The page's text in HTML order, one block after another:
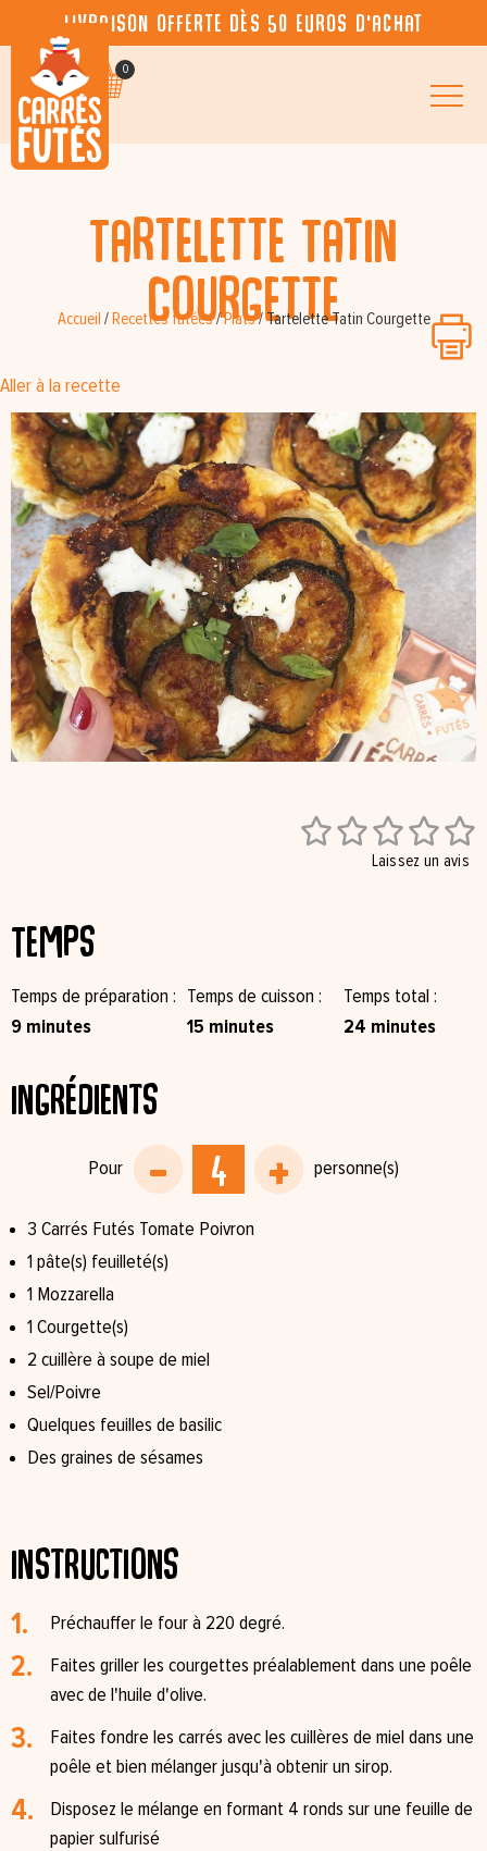
Livraison offerte dès 50 euros d’achat
0
Tartelette Tatin
Courgette
Accueil / Recettes futées/Plats/Tartelette Tatin Courgette
Aller à la recette

Laissez un avis
Temps
Temps de préparation
9 minutes
Temps de cuisson
15 minutes
Temps total
24 minutes
Ingrédients
3 Carrés Futés Tomate Poivron
1 pâte(s) feuilleté(s)
1 Mozzarella
1 Courgette(s)
2 cuillère à soupe de miel
Sel/Poivre
Quelques feuilles de basilic
Des graines de sésames
Instructions
Préchauffer le four à 220 degré.
Faites griller les courgettes préalablement dans une poêle
avec de l'huile d'olive.
Faites fondre les carrés avec les cuillères de miel dans une
poêle et bien mélanger jusqu'à obtenir un sirop.
Disposez le mélange en formant 4 ronds sur une feuille de
papier sulfurisé